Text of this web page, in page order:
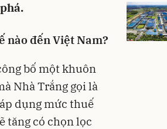
nào đến Việt Nam?
bố một khuôn
Nhà Trắng gọi là
dụng mức thuế
tăng có chọn lọc